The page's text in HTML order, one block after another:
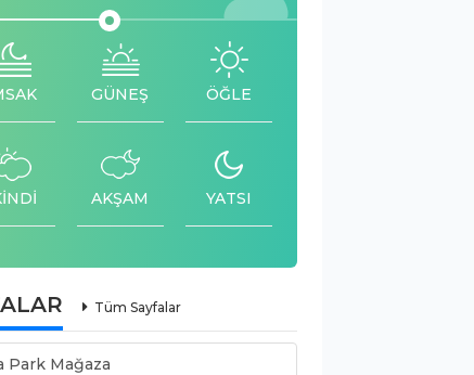
GÜNEŞ ÖĞLE
AKŞAM YATSI
Tüm Sayfalar
Park Mağaza